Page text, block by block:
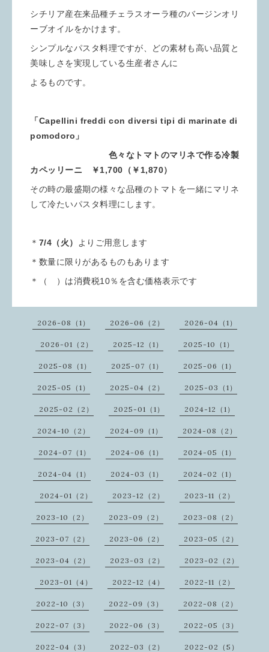
シチリア産在来品種チェラスオーラ種のバージンオリ
ーブオイルをかけます。
シンプルなパスタ料理ですが、どの素材も高い品質と
美味しさを実現している生産者さんに
よるものです。
「Capellini freddi con diversi tipi di marinate di
pomodoro」
色々なトマトのマリネで作る冷製
カペッリーニ ￥1,700（￥1,870）
その時の最盛期の様々な品種のトマトを一緒にマリネ
して冷たいパスタ料理にします。
＊ 7/4（火）
よりご用意します
＊数量に限りがあるものもあります
＊（ ）は消費税10％を含む価格表示です
2026-08（1） 2026-06（2） 2026-04（1）
2026-01（2） 2025-12（1） 2025-10（1）
2025-08（1） 2025-07（1） 2025-06（1）
2025-05（1） 2025-04（2） 2025-03（1）
2025-02（2） 2025-01（1） 2024-12（1）
2024-10（2） 2024-09（1） 2024-08（2）
2024-07（1） 2024-06（1） 2024-05（1）
2024-04（1） 2024-03（1） 2024-02（1）
2024-01（2） 2023-12（2） 2023-11（2）
2023-10（2） 2023-09（2） 2023-08（2）
2023-07（2） 2023-06（2） 2023-05（2）
2023-04（2） 2023-03（2） 2023-02（2）
2023-01（4） 2022-12（4） 2022-11（2）
2022-10（3） 2022-09（3） 2022-08（2）
2022-07（3） 2022-06（3） 2022-05（3）
2022-04（3） 2022-03（2） 2022-02（5）